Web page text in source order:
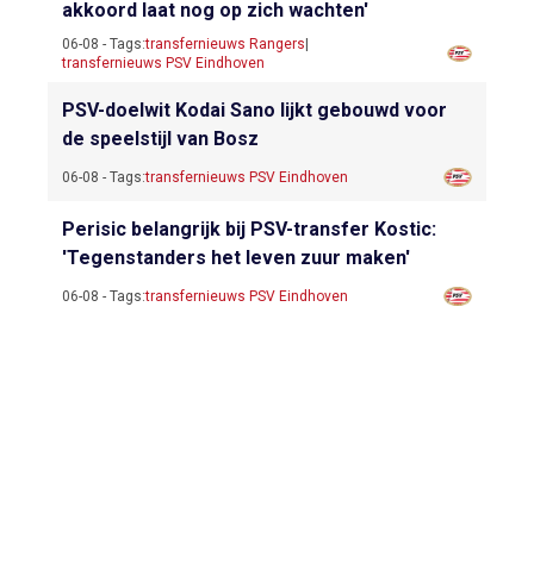
akkoord laat nog op zich wachten'
06-08 - Tags:transfernieuws Rangers
transfernieuws PSV Eindhoven
PSV-doelwit Kodai Sano lijkt gebouwd voor
de speelstijl van Bosz
06-08 - Tags:transfernieuws PSV Eindhoven
Perisic belangrijk bij PSV-transfer Kostic:
'Tegenstanders het leven zuur maken'
06-08 - Tags:transfernieuws PSV Eindhoven